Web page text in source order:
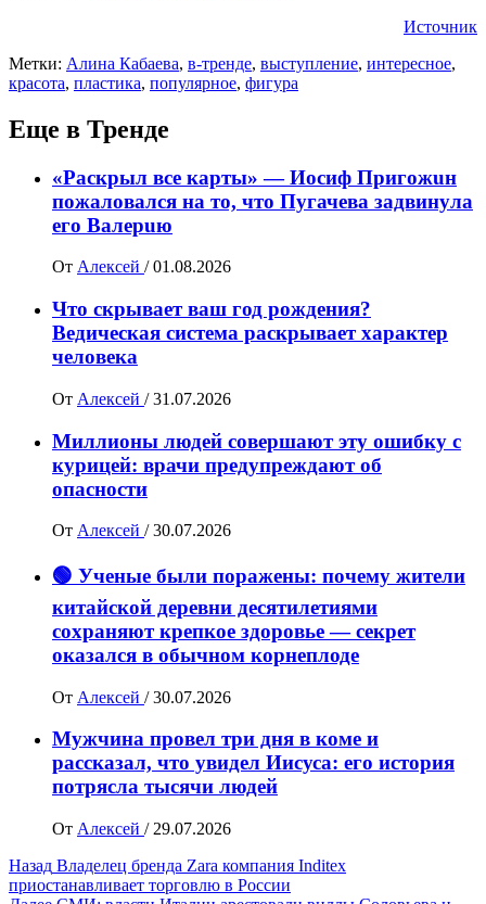
Источник
Метки: Алина Кабаева, в-тренде, выступление, интересное,
красота, пластика, популярное, фигура
Еще в Тренде
«Раскрыл все карты» — Иосиф Пpигожuн
пожалoвался на то, что Пугачева задвинула
его Вaлepuю
От Алексей / 01.08.2026
Что скрывает ваш год рождения?
Ведическая система раскрывает характер
человека
От Алексей / 31.07.2026
Миллионы людей совершают эту ошибку с
курицей: врачи предупреждают об
опасности
От Алексей / 30.07.2026
🟢 Ученые были поражены: почему жители
китайской деревни десятилетиями
сохраняют крепкое здоровье — секрет
оказался в обычном корнеплоде
От Алексей / 30.07.2026
Мужчина провел три дня в коме и
рассказал, что увидел Иисуса: его история
потрясла тысячи людей
От Алексей / 29.07.2026
Навигация
Назад Владелец бренда Zara компания Inditex
приостанавливает торговлю в России